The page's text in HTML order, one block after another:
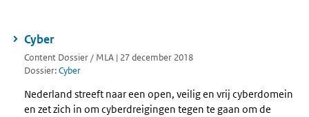
Cyber
Content Dossier / MLA | 27 december 2018
Dossier:Cyber
Nederland streeft naar een open, veilig en vrij cyberdomein
en zet zich in om cyberdreigingen tegen te gaan om de